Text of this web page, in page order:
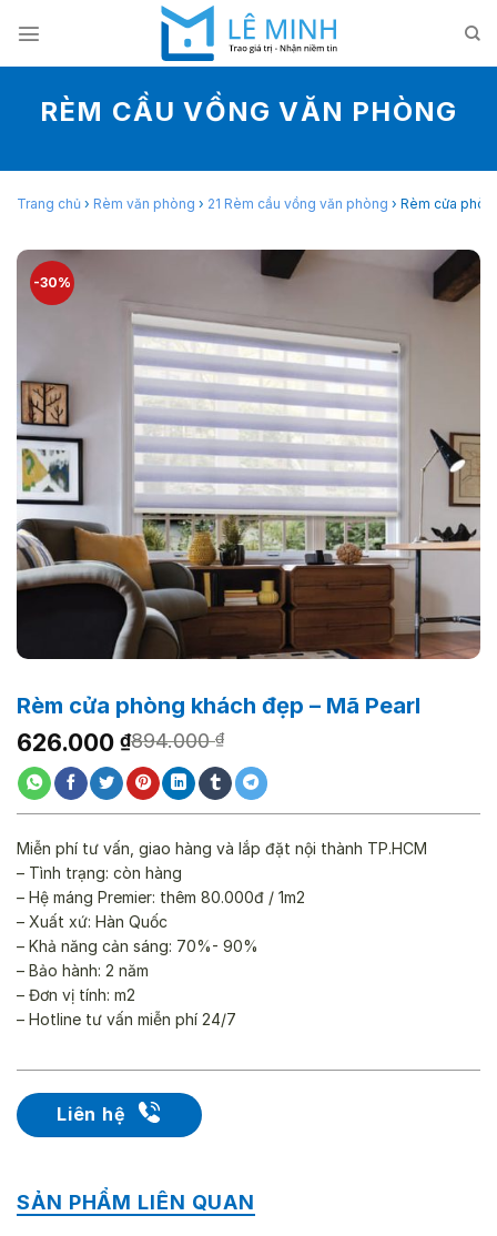
content
RÈM CẦU VỒNG VĂN PHÒNG
Trang chủ › Rèm văn phòng › 21 Rèm cầu vồng văn phòng › Rèm cửa
-30%
Rèm cửa phòng khách đẹp – Mã Pearl
894.000₫
Giá
gốc
là:
894.000 ₫.
626.000 ₫
Giá
hiện
tại
là:
626.000 ₫.
Liên hệ
Miễn phí tư vấn, giao hàng và lắp đặt nội thành TP.HCM
– Tình trạng: còn hàng
– Hệ máng Premier: thêm 80.000đ / 1m2
– Xuất xứ: Hàn Quốc
– Khả năng cản sáng: 70%- 90%
– Bảo hành: 2 năm
– Đơn vị tính: m2
– Hotline tư vấn miễn phí 24/7
SẢN PHẨM LIÊN QUAN